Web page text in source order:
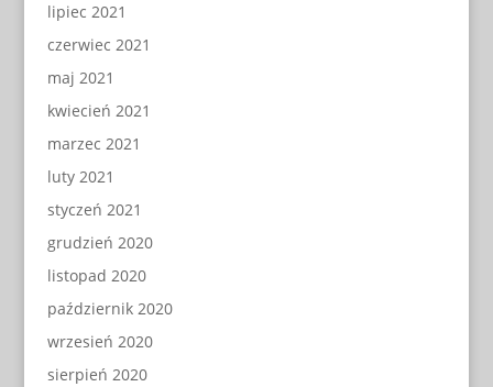
lipiec 2021
czerwiec 2021
maj 2021
kwiecień 2021
marzec 2021
luty 2021
styczeń 2021
grudzień 2020
listopad 2020
październik 2020
wrzesień 2020
sierpień 2020